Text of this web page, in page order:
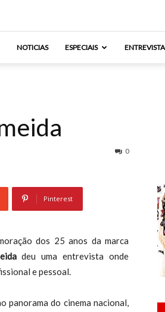
NOTICIAS ESPECIAIS
0
Pinterest
dos 25 anos da marca
deu uma entrevista onde
e pessoal.
panorama do cinema nacional,